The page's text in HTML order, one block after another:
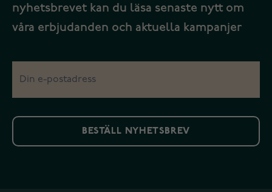
nyhetsbrevet kan du läsa senaste nytt om
våra erbjudanden och aktuella kampanjer
BESTÄLL NYHETSBREV